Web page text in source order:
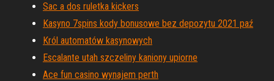
Sac a dos ruletka kickers
Kasyno 7spins kody bonusowe bez depozytu 2021 paź
Król automatów kasynowych
Escalante utah szczeliny kaniony upiorne
Ace fun casino wynajem perth